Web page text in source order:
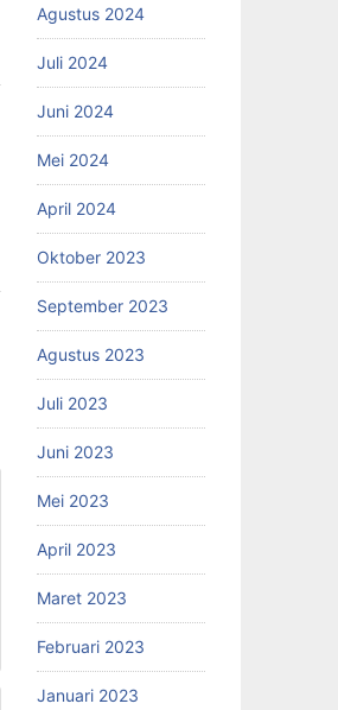
Agustus 2024
Juli 2024
Juni 2024
Mei 2024
April 2024
Oktober 2023
September 2023
Agustus 2023
Juli 2023
Juni 2023
Mei 2023
April 2023
Maret 2023
Februari 2023
Januari 2023